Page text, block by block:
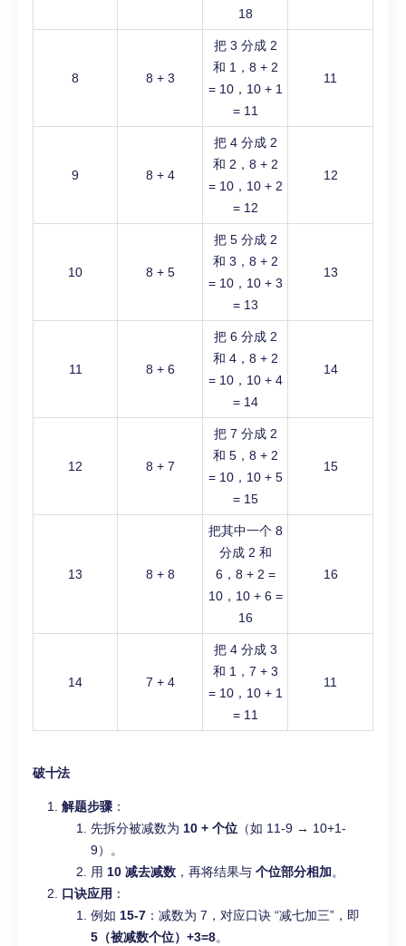
18
8 8 + 3
把 3 分成 2
和 1，8 + 2
= 10，10 + 1
= 11
11
9 8 + 4
把 4 分成 2
和 2，8 + 2
= 10，10 + 2
= 12
12
10 8 + 5
把 5 分成 2
和 3，8 + 2
= 10，10 + 3
= 13
13
11 8 + 6
把 6 分成 2
和 4，8 + 2
= 10，10 + 4
= 14
14
12 8 + 7
把 7 分成 2
和 5，8 + 2
= 10，10 + 5
= 15
15
13 8 + 8
把其中一个 8
分成 2 和
6，8 + 2 =
10，10 + 6 =
16
16
14 7 + 4
把 4 分成 3
和 1，7 + 3
= 10，10 + 1
= 11
11
破十法
解题步骤 ：
先拆分被减数为 10 + 个位 （如 11-9 → 10+1-
9）。
用 10 减去减数 ，再将结果与 个位部分相加。
口诀应用 ：
例如 15-7 ：减数为 7，对应口诀 “减七加三”，即
5（被减数个位）+3=8。